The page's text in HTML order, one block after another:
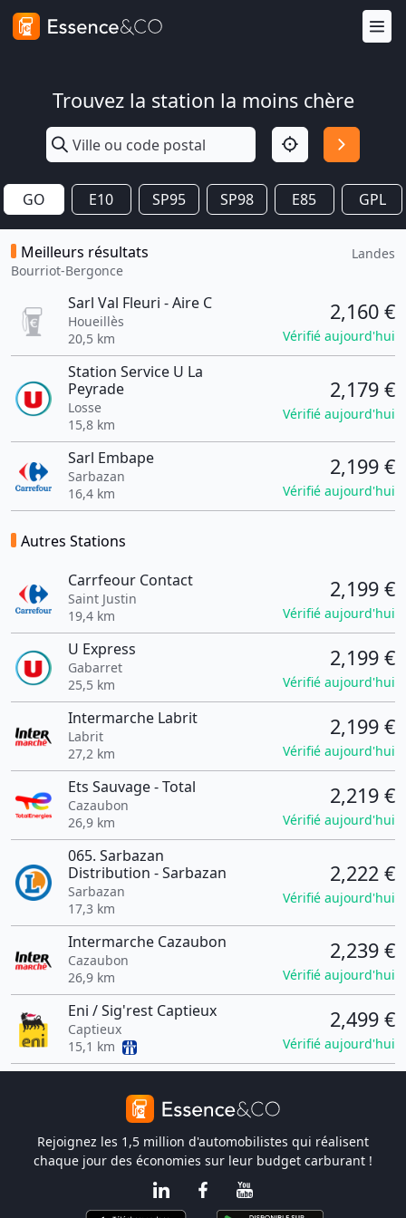
Trouvez la station la moins chère
GO E10 SP95 SP98 E85 GPL
Meilleurs résultats
Bourriot-Bergonce
Landes
Sarl Val Fleuri - Aire C
Houeillès
20,5 km
2,160 €
Vérifié aujourd'hui
Station Service U La
Peyrade
Losse
15,8 km
2,179 €
Vérifié aujourd'hui
Sarl Embape
Sarbazan
16,4 km
2,199 €
Vérifié aujourd'hui
Autres Stations
Carrfeour Contact
Saint Justin
19,4 km
2,199 €
Vérifié aujourd'hui
U Express
Gabarret
25,5 km
2,199 €
Vérifié aujourd'hui
Intermarche Labrit
Labrit
27,2 km
2,199 €
Vérifié aujourd'hui
Ets Sauvage - Total
Cazaubon
26,9 km
2,219 €
Vérifié aujourd'hui
065. Sarbazan
Distribution - Sarbazan
Sarbazan
17,3 km
2,222 €
Vérifié aujourd'hui
Intermarche Cazaubon
Cazaubon
26,9 km
2,239 €
Vérifié aujourd'hui
Eni / Sig'rest Captieux
Captieux
15,1 km
2,499 €
Vérifié aujourd'hui
Rejoignez les 1,5 million d'automobilistes qui réalisent
chaque jour des économies sur leur budget carburant !